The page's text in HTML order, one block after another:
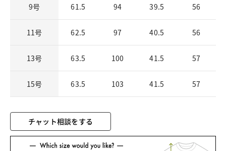
9号 61.5 94 39.5 56
11号 62.5 97 40.5 56
13号 63.5 100 41.5 57
15号 63.5 103 41.5 57
チャット相談をする